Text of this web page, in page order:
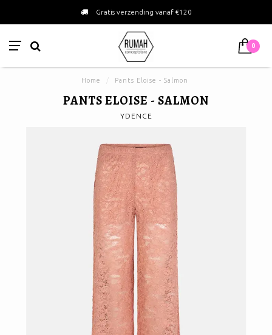
Gratis verzending vanaf €120
0
Home Pants Eloise - Salmon
PANTS ELOISE - SALMON
YDENCE